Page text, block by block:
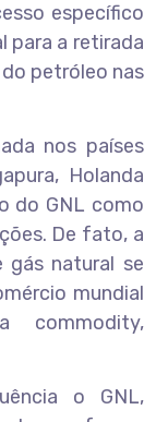
específico
para a retirada
petróleo nas
nos países
Holanda
do GNL como
De fato, a
gás natural se
mundial
commodity,
o GNL,